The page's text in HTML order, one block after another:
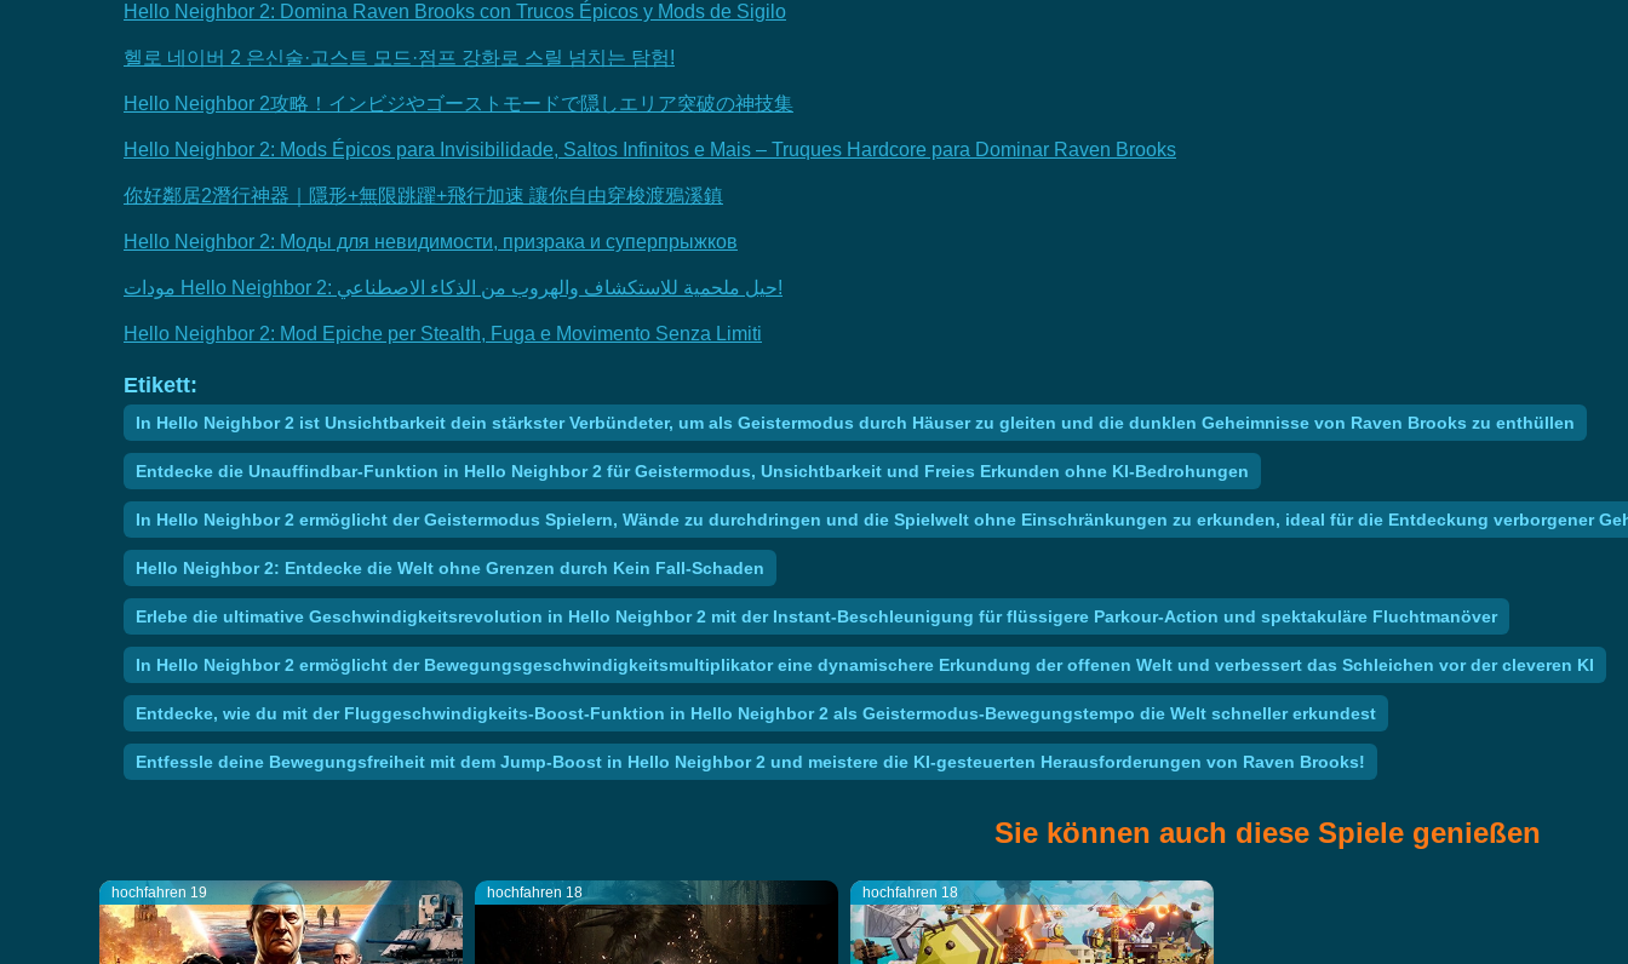
Hello Neighbor 2: Domina Raven Brooks con Trucos Épicos y Mods de Sigilo
헬로 네이버 2 은신술·고스트 모드·점프 강화로 스릴 넘치는 탐험!
Hello Neighbor 2攻略！インビジやゴーストモードで隠しエリア突破の神技集
Hello Neighbor 2: Mods Épicos para Invisibilidade, Saltos Infinitos e Mais – Truques Hardcore para Dominar Raven Brooks
你好鄰居2潛行神器｜隱形+無限跳躍+飛行加速 讓你自由穿梭渡鴉溪鎮
Hello Neighbor 2: Моды для невидимости, призрака и суперпрыжков
مودات Hello Neighbor 2: حيل ملحمية للاستكشاف والهروب من الذكاء الاصطناعي!
Hello Neighbor 2: Mod Epiche per Stealth, Fuga e Movimento Senza Limiti
Etikett:
In Hello Neighbor 2 ist Unsichtbarkeit dein stärkster Verbündeter, um als Geistermodus durch Häuser zu gleiten und die dunklen Geheimnisse von Raven Brooks zu enthüllen
Entdecke die Unauffindbar-Funktion in Hello Neighbor 2 für Geistermodus, Unsichtbarkeit und Freies Erkunden ohne KI-Bedrohungen
In Hello Neighbor 2 ermöglicht der Geistermodus Spielern, Wände zu durchdringen und die Spielwelt ohne Einschränkungen zu erkunden, ideal für die Entdeckung verborgener
Hello Neighbor 2: Entdecke die Welt ohne Grenzen durch Kein Fall-Schaden
Erlebe die ultimative Geschwindigkeitsrevolution in Hello Neighbor 2 mit der Instant-Beschleunigung für flüssigere Parkour-Action und spektakuläre Fluchtmanöver
In Hello Neighbor 2 ermöglicht der Bewegungsgeschwindigkeitsmultiplikator eine dynamischere Erkundung der offenen Welt und verbessert das Schleichen vor der cleveren KI
Entdecke, wie du mit der Fluggeschwindigkeits-Boost-Funktion in Hello Neighbor 2 als Geistermodus-Bewegungstempo die Welt schneller erkundest
Entfessle deine Bewegungsfreiheit mit dem Jump-Boost in Hello Neighbor 2 und meistere die KI-gesteuerten Herausforderungen von Raven Brooks!
Sie können auch diese Spiele genießen
hochfahren 19 hochfahren 18 hochfahren 18